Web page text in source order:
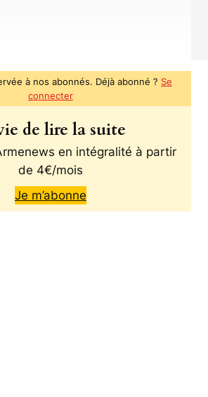
à nos abonnés. Déjà abonné ? Se
connecter
de lire la suite
en intégralité à partir
de 4€/mois
Je m’abonne